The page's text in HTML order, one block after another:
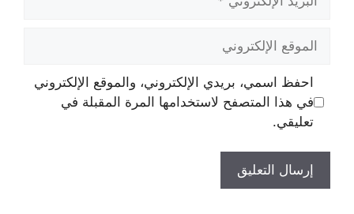
الإلكتروني
الإلكتروني
احفظ اسمي، بريدي الإلكتروني، والموقع الإلكتروني
في هذا المتصفح لاستخدامها المرة المقبلة في
تعليقي.